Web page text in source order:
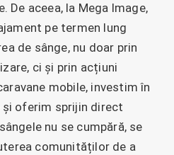
De aceea, la Mega Image,
pe termen lung
de sânge, nu doar prin
ci și prin acțiuni
mobile, investim în
oferim sprijin direct
nu se cumpără, se
comunităților de a